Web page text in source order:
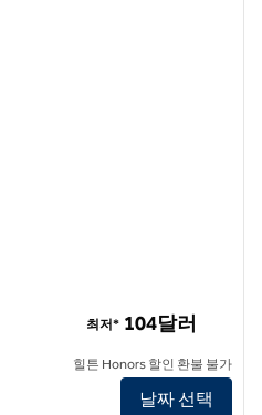
최저* 104달러
힐튼 Honors 할인 환불 불가
날짜 선택